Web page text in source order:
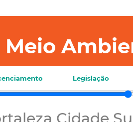
Legislação
Cidade